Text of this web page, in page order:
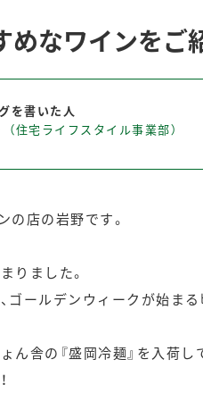
なワインをご
を書いた人
（住宅ライフスタイル事業部）
の店の岩野です。
りました。
ゴールデンウィークが始ま
ん舎の『盛岡冷麺』を入荷し